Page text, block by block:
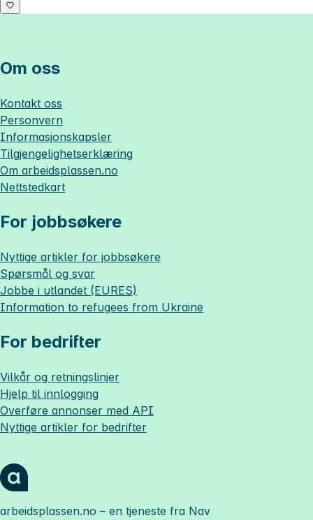
Om oss
Kontakt oss
Personvern
Informasjonskapsler
Tilgjengelighetserklæring
Om arbeidsplassen.no
Nettstedkart
For jobbsøkere
Nyttige artikler for jobbsøkere
Spørsmål og svar
Jobbe i utlandet (EURES)
Information to refugees from Ukraine
For bedrifter
Vilkår og retningslinjer
Hjelp til innlogging
Overføre annonser med API
Nyttige artikler for bedrifter
arbeidsplassen.no – en tjeneste fra Nav